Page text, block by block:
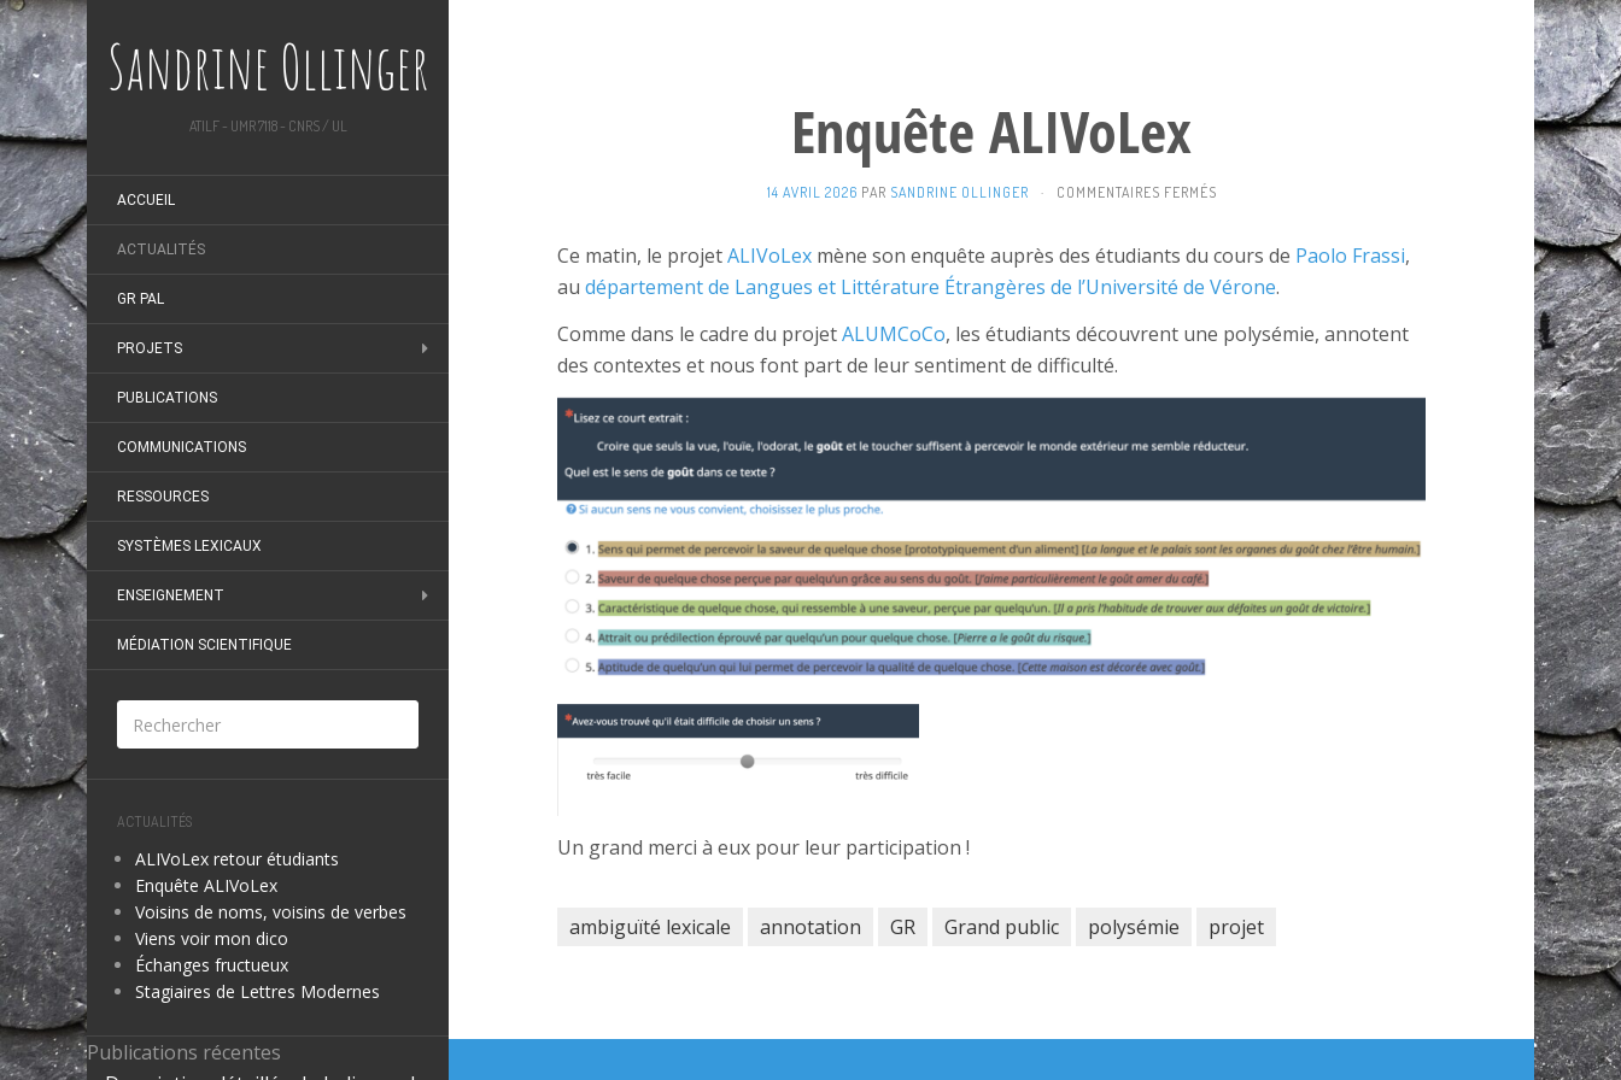
Sandrine Ollinger
ATILF - UMR 7118 - CNRS / UL
ACCUEIL
ACTUALITÉS
GR PAL
PROJETS
PUBLICATIONS
COMMUNICATIONS
RESSOURCES
SYSTÈMES LEXICAUX
ENSEIGNEMENT
MÉDIATION SCIENTIFIQUE
ACTUALITÉS
ALIVoLex retour étudiants
Enquête ALIVoLex
Voisins de noms, voisins de verbes
Viens voir mon dico
Échanges fructueux
Stagiaires de Lettres Modernes
Publications récentes
Enquête ALIVoLex
14 AVRIL 2026 PAR SANDRINE OLLINGER · COMMENTAIRES FERMÉSSUR
Ce matin, le projetALIVoLex mène son enquête auprès des étudiants du cours de Paolo Frassi,
au département de Langues et Littérature Étrangères de l’Université de Vérone.
Comme dans le cadre du projetALUMCoCo, les étudiants découvrent une polysémie, annotent
des contextes et nous font part de leur sentiment de difficulté.
Un grand merci à eux pour leur participation !
ambiguïté lexicale annotation GR Grand public polysémie projet